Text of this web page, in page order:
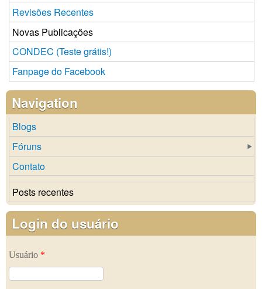
Revisões Recentes
Novas Publicações
CONDEC (Teste grátis!)
Fanpage do Facebook
Navigation
Blogs
Fóruns
Contato
Posts recentes
Login do usuário
Usuário *